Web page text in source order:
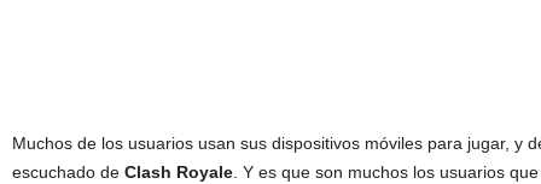
Muchos de los usuarios usan sus dispositivos móviles para jugar, y
escuchado de Clash Royale . Y es que son muchos los usuarios